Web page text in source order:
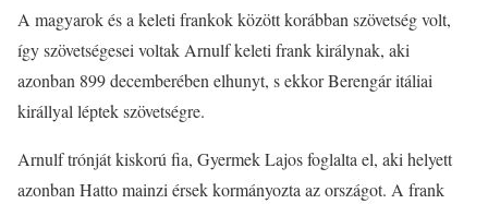
A magyarok és a keleti frankok között korábban szövetség volt,
így szövetségesei voltak Arnulf keleti frank királynak, aki
azonban 899 decemberében elhunyt, s ekkor Berengár itáliai
királlyal léptek szövetségre.
Arnulf trónját kiskorú fia, Gyermek Lajos foglalta el, aki helyett
azonban Hatto mainzi érsek kormányozta az országot. A frank